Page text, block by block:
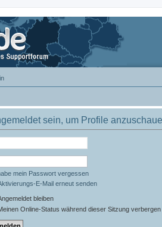
sein, um Profile
mein Passwort vergessen
E-Mail erneut senden
bleiben
Online-Status während dieser Sitzung verbergen